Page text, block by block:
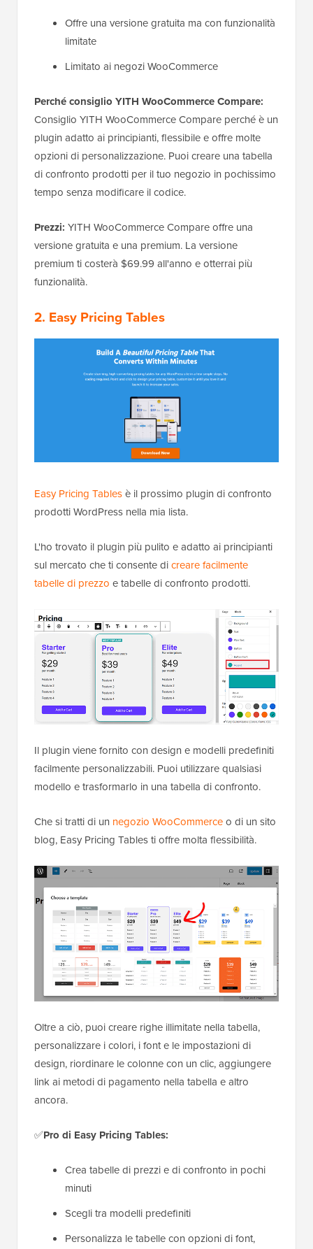
Offre una versione gratuita ma con funzionalità
limitate
Limitato ai negozi WooCommerce
Perché consiglio YITH WooCommerce Compare:
Consiglio YITH WooCommerce Compare perché è un
plugin adatto ai principianti, flessibile e offre molte
opzioni di personalizzazione. Puoi creare una tabella
di confronto prodotti per il tuo negozio in pochissimo
tempo senza modificare il codice.
Prezzi: YITH WooCommerce Compare offre una
versione gratuita e una premium. La versione
premium ti costerà $69.99 all'anno e otterrai più
funzionalità.
2. Easy Pricing Tables
Easy Pricing Tablesè il prossimo plugin di confronto
prodotti WordPress nella mia lista.
L'ho trovato il plugin più pulito e adatto ai principianti
sul mercato che ti consente dicreare facilmente
tabelle di prezzo e tabelle di confronto prodotti.
Il plugin viene fornito con design e modelli predefiniti
facilmente personalizzabili. Puoi utilizzare qualsiasi
modello e trasformarlo in una tabella di confronto.
Che si tratti di un negozio WooCommerceo di un sito
blog, Easy Pricing Tables ti offre molta flessibilità.
Oltre a ciò, puoi creare righe illimitate nella tabella,
personalizzare i colori, i font e le impostazioni di
design, riordinare le colonne con un clic, aggiungere
link ai metodi di pagamento nella tabella e altro
ancora.
✅Pro di Easy Pricing Tables:
Crea tabelle di prezzi e di confronto in pochi
minuti
Scegli tra modelli predefiniti
Personalizza le tabelle con opzioni di font,